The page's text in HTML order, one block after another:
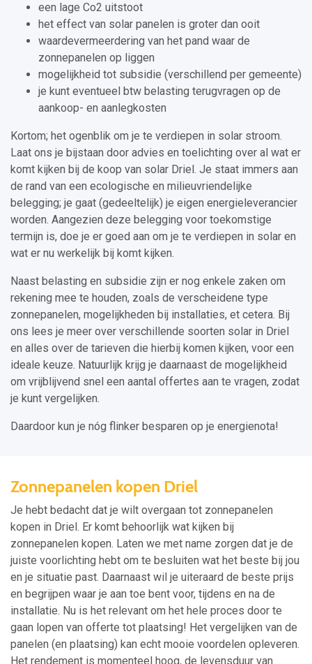
een lage Co2 uitstoot
het effect van solar panelen is groter dan ooit
waardevermeerdering van het pand waar de
zonnepanelen op liggen
mogelijkheid tot subsidie (verschillend per gemeente)
je kunt eventueel btw belasting terugvragen op de
aankoop- en aanlegkosten
Kortom; het ogenblik om je te verdiepen in solar stroom.
Laat ons je bijstaan door advies en toelichting over al wat er
komt kijken bij de koop van solar Driel. Je staat immers aan
de rand van een ecologische en milieuvriendelijke
belegging; je gaat (gedeeltelijk) je eigen energieleverancier
worden. Aangezien deze belegging voor toekomstige
termijn is, doe je er goed aan om je te verdiepen in solar en
wat er nu werkelijk bij komt kijken.
Naast belasting en subsidie zijn er nog enkele zaken om
rekening mee te houden, zoals de verscheidene type
zonnepanelen, mogelijkheden bij installaties, et cetera. Bij
ons lees je meer over verschillende soorten solar in Driel
en alles over de tarieven die hierbij komen kijken, voor een
ideale keuze. Natuurlijk krijg je daarnaast de mogelijkheid
om vrijblijvend snel een aantal offertes aan te vragen, zodat
je kunt vergelijken.
Daardoor kun je nóg flinker besparen op je energienota!
Zonnepanelen kopen Driel
Je hebt bedacht dat je wilt overgaan tot zonnepanelen
kopen in Driel. Er komt behoorlijk wat kijken bij
zonnepanelen kopen. Laten we met name zorgen dat je de
juiste voorlichting hebt om te besluiten wat het beste bij jou
en je situatie past. Daarnaast wil je uiteraard de beste prijs
en begrijpen waar je aan toe bent voor, tijdens en na de
installatie. Nu is het relevant om het hele proces door te
gaan lopen van offerte tot plaatsing! Het vergelijken van de
panelen (en plaatsing) kan echt mooie voordelen opleveren.
Het rendement is momenteel hoog, de levensduur van